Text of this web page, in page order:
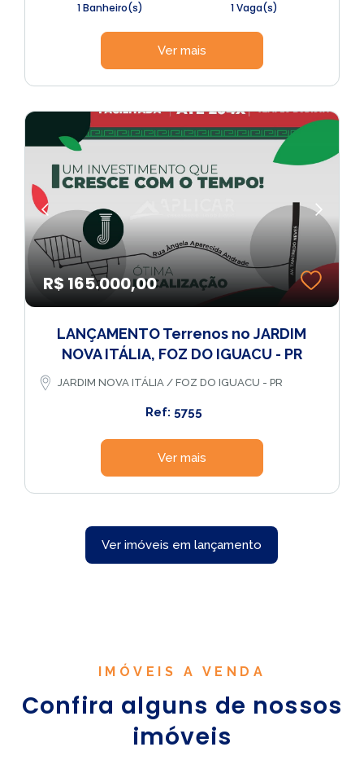
1 Banheiro(s) 1 Vaga(s)
Ver mais
R$ 165.000,00
LANÇAMENTO Terrenos no JARDIM
NOVA ITÁLIA, FOZ DO IGUACU - PR
JARDIM NOVA ITÁLIA / FOZ DO IGUACU - PR
Ref: 5755
Ver mais
Ver imóveis em lançamento
IMÓVEIS A VENDA
Confira alguns de nossos
imóveis